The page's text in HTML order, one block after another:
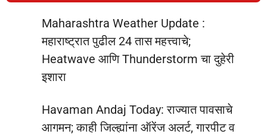
Maharashtra Weather Update :
महाराष्ट्रात पुढील 24 तास महत्त्वाचे;
Heatwave आणि Thunderstorm चा दुहेरी
इशारा
Havaman Andaj Today: राज्यात पावसाचे
आगमन; काही जिल्ह्यांना ऑरेंज अलर्ट, गारपीट व